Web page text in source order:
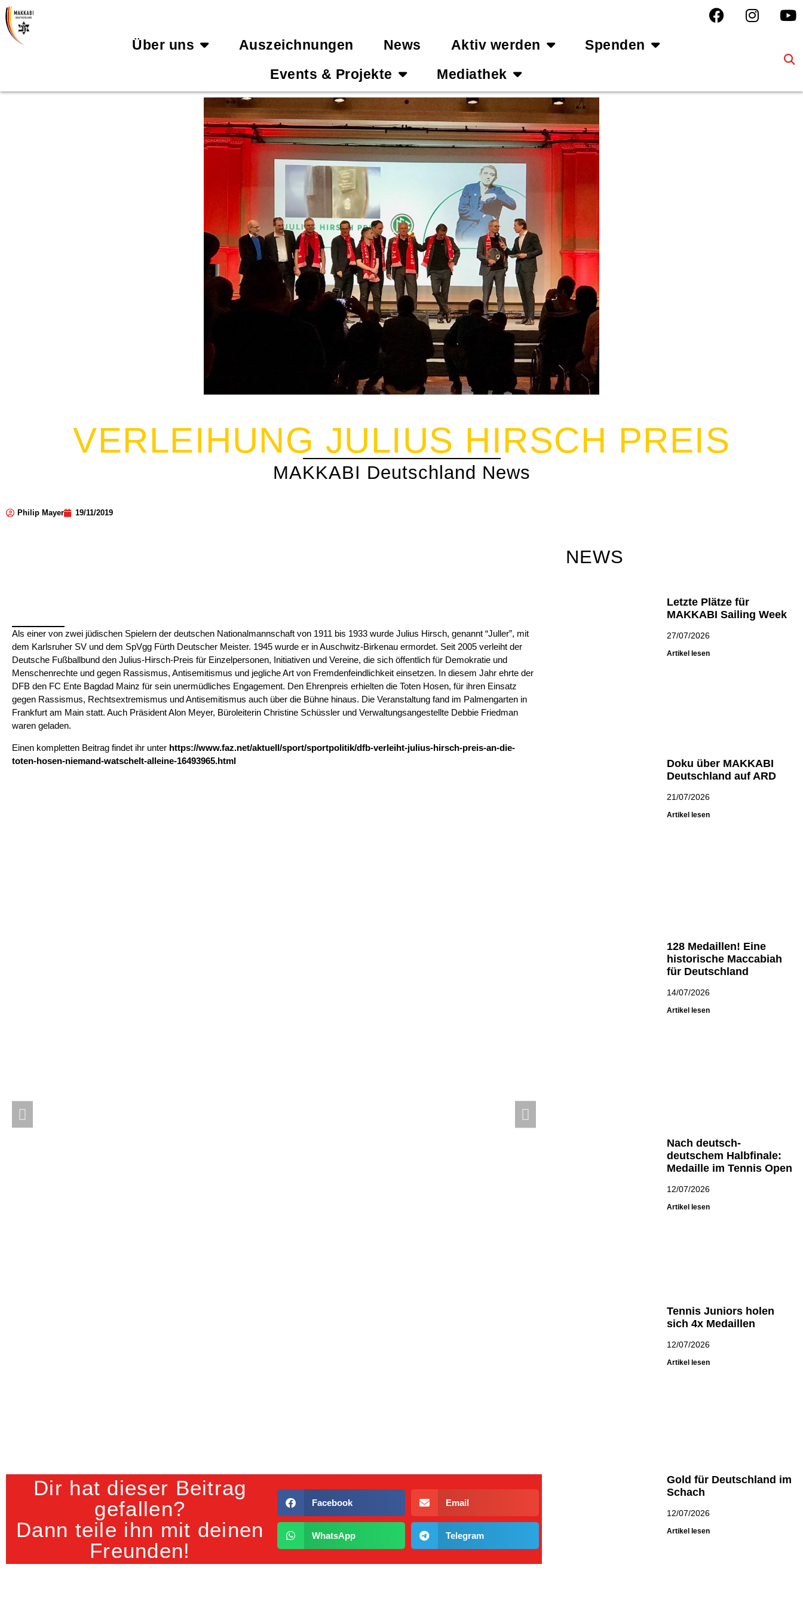
Über uns Auszeichnungen News Aktiv werden
Spenden
Events & Projekte
Mediathek
VERLEIHUNG JULIUS HIRSCH PREIS
MAKKABI Deutschland News
Philip Mayer 19/11/2019
Als einer von zwei jüdischen Spielern der deutschen Nationalmannschaft von 1911 bis 1933 wurde Julius Hirsch, genannt “Juller”, mit
dem Karlsruher SV und dem SpVgg Fürth Deutscher Meister. 1945 wurde er in Auschwitz-Birkenau ermordet. Seit 2005 verleiht der
Deutsche Fußballbund den Julius-Hirsch-Preis für Einzelpersonen, Initiativen und Vereine, die sich öffentlich für Demokratie und
Menschenrechte und gegen Rassismus, Antisemitismus und jegliche Art von Fremdenfeindlichkeit einsetzen. In diesem Jahr ehrte der
DFB den FC Ente Bagdad Mainz für sein unermüdliches Engagement. Den Ehrenpreis erhielten die Toten Hosen, für ihren Einsatz
gegen Rassismus, Rechtsextremismus und Antisemitismus auch über die Bühne hinaus. Die Veranstaltung fand im Palmengarten in
Frankfurt am Main statt. Auch Präsident Alon Meyer, Büroleiterin Christine Schüssler und Verwaltungsangestellte Debbie Friedman
waren geladen.
Einen kompletten Beitrag findet ihr unter https://www.faz.net/aktuell/sport/sportpolitik/dfb-verleiht-julius-hirsch-preis-an-die-
toten-hosen-niemand-watschelt-alleine-16493965.html
Dir hat dieser Beitrag
gefallen?
Dann teile ihn mit deinen
Freunden!
Facebook Email
WhatsApp Telegram
NEWS
Letzte Plätze für
MAKKABI Sailing Week
27/07/2026
Artikel lesen
Doku über MAKKABI
Deutschland auf ARD
21/07/2026
Artikel lesen
128 Medaillen! Eine
historische Maccabiah
für Deutschland
14/07/2026
Artikel lesen
Nach deutsch-
deutschem Halbfinale:
Medaille im Tennis Open
12/07/2026
Artikel lesen
Tennis Juniors holen
sich 4x Medaillen
12/07/2026
Artikel lesen
Gold für Deutschland im
Schach
12/07/2026
Artikel lesen